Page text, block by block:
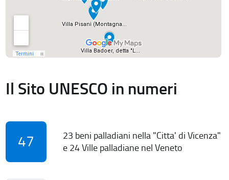
Il Sito UNESCO in numeri
47
23 beni palladiani nella "Citta' di Vicenza"
e 24 Ville palladiane nel Veneto